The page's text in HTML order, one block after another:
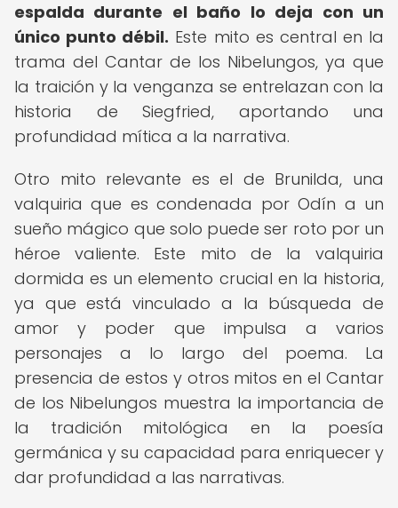
espalda durante el baño lo deja con un
único punto débil. Este mito es central en la
trama del Cantar de los Nibelungos, ya que
la traición y la venganza se entrelazan con la
historia de Siegfried, aportando una
profundidad mítica a la narrativa.
Otro mito relevante es el de Brunilda, una
valquiria que es condenada por Odín a un
sueño mágico que solo puede ser roto por un
héroe valiente. Este mito de la valquiria
dormida es un elemento crucial en la historia,
ya que está vinculado a la búsqueda de
amor y poder que impulsa a varios
personajes a lo largo del poema. La
presencia de estos y otros mitos en el Cantar
de los Nibelungos muestra la importancia de
la tradición mitológica en la poesía
germánica y su capacidad para enriquecer y
dar profundidad a las narrativas.